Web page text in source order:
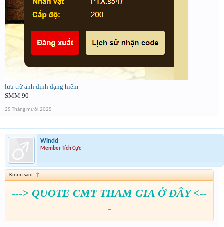
lưu trữ ảnh định dạng hiếm
SMM 90
25 Tháng mười 2025
Windd
Member Tích Cực
Kinnn said: ↑
---> QUOTE CMT THAM GIA Ở ĐÂY <--
-